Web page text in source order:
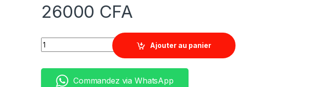
26000 CFA
Quantity
Ajouter au panier
Commandez via WhatsApp